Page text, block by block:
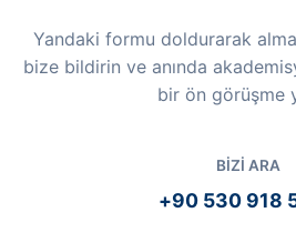
Yandaki formu doldurarak
bize bildirin ve anında
bir ön görüşme
BIZI ARA
+90 530 918